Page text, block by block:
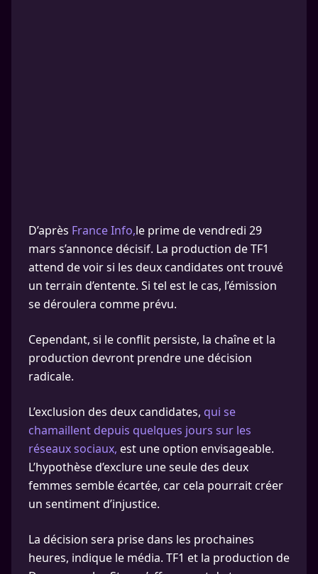
D’après France Info,le prime de vendredi 29
mars s’annonce décisif. La production de TF1
attend de voir si les deux candidates ont trouvé
un terrain d’entente. Si tel est le cas, l’émission
se déroulera comme prévu.
Cependant, si le conflit persiste, la chaîne et la
production devront prendre une décision
radicale.
L’exclusion des deux candidates, qui se
chamaillent depuis quelques jours sur les
réseaux sociaux, est une option envisageable.
L’hypothèse d’exclure une seule des deux
femmes semble écartée, car cela pourrait créer
un sentiment d’injustice.
La décision sera prise dans les prochaines
heures, indique le média. TF1 et la production de